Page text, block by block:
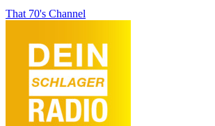
That 70's Channel